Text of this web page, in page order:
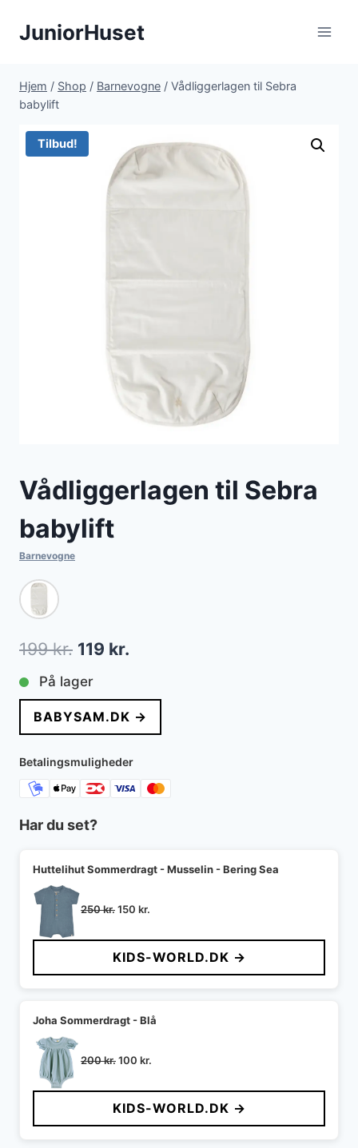
JuniorHuset
Hjem / Shop / Barnevogne / Vådliggerlagen til Sebra
babylift
Tilbud!
Vådliggerlagen til Sebra
babylift
Barnevogne
199kr. Den
oprindelige
pris
var:
199 kr..
119 kr.
pris
er:
119 kr..
På lager
BABYSAM.DK →
Betalingsmuligheder
Har du set?
Huttelihut Sommerdragt - Musselin - Bering Sea
250kr.Den
pris
var:
250 kr..
150 kr.
pris
er:
150 kr..
KIDS-WORLD.DK →
Joha Sommerdragt - Blå
200kr.Den
pris
var:
200 kr..
100 kr.
pris
er:
100 kr..
KIDS-WORLD.DK →